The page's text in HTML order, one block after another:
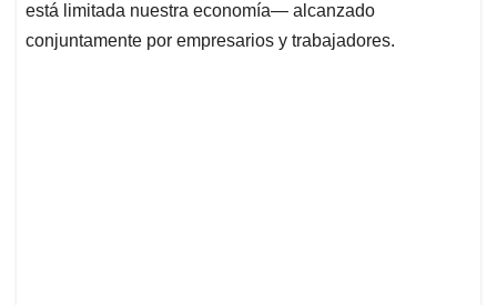
está limitada nuestra economía— alcanzado
conjuntamente por empresarios y trabajadores.